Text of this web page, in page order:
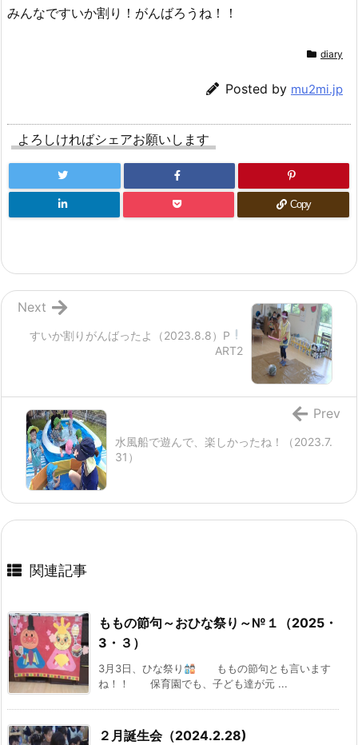
みんなですいか割り！がんばろうね！！
diary
Posted by mu2mi.jp
よろしければシェアお願いします
Copy
すいか割りがんばったよ
（2023.8.8）P
ART2
Next
水風船で遊んで、楽しかったね！（2023.7.
31）
Prev
関連記事
ももの節句～おひな祭り～№１（2025・
3・３）
3月3日、ひな祭り
ももの節句とも言います
ね！！ 保育園でも、子ども達が元 ...
２月誕生会（2024.2.28)